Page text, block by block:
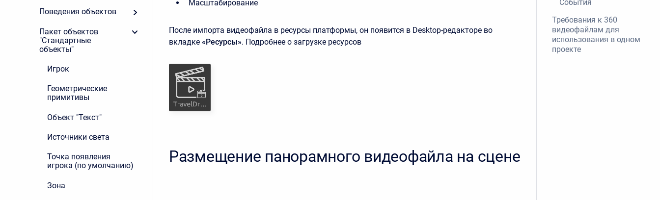
Поведения объектов
Пакет объектов
"Стандартные
объекты"
Игрок
Геометрические
примитивы
Объект "Текст"
Источники света
Точка появления
игрока (по умолчанию)
Зона
Масштабирование
После импорта видеофайла в ресурсы платформы, он появится в Desktop-редакторе во
вкладке «Ресурсы». Подробнее о загрузке ресурсов
Размещение панорамного видеофайла на сцене
События
Требования к 360
видеофайлам для
использования в одном
проекте